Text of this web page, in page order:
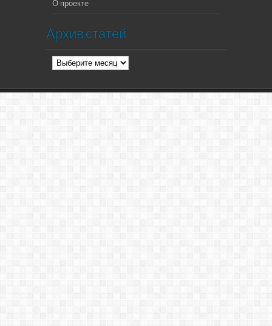
О проекте
Архив статей
Архив
статей